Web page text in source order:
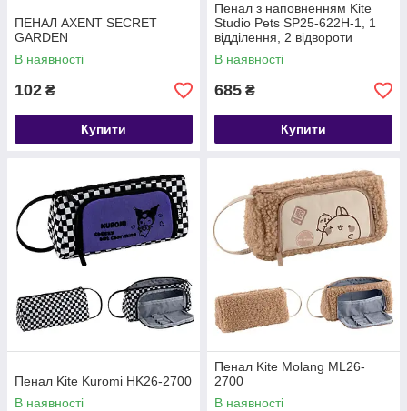
ПЕНАЛ AXENT SECRET
GARDEN
В наявності
102 ₴
Купити
Пенал з наповненням Kite
Studio Pets SP25-622H-1, 1
відділення, 2 відвороти
В наявності
685 ₴
Купити
Пенал Kite Kuromi HK26-2700
В наявності
Пенал Kite Molang ML26-
2700
В наявності